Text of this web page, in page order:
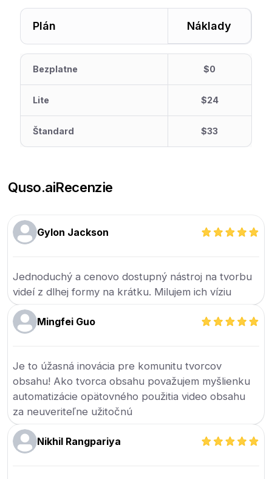
Plán Náklady
Bezplatne $0
Lite $24
Štandard $33
Quso.aiRecenzie
Gylon Jackson
Jednoduchý a cenovo dostupný nástroj na tvorbu
videí z dlhej formy na krátku. Milujem ich víziu
Mingfei Guo
Je to úžasná inovácia pre komunitu tvorcov
obsahu! Ako tvorca obsahu považujem myšlienku
automatizácie opätovného použitia video obsahu
za neuveriteľne užitočnú
Nikhil Rangpariya